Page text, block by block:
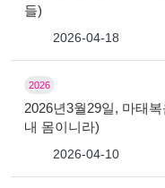
들)
2026-04-18
2026
2026년3월29일, 마태
내 몸이니라)
2026-04-10